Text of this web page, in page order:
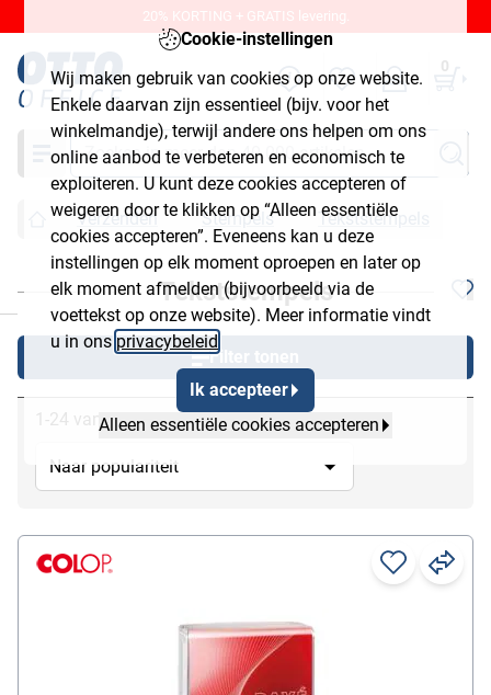
Cookie-instellingen
Wij maken gebruik van cookies op onze website.
Enkele daarvan zijn essentieel (bijv. voor het
winkelmandje), terwijl andere ons helpen om ons
online aanbod te verbeteren en economisch te
exploiteren. U kunt deze cookies accepteren of
weigeren door te klikken op “Alleen essentiële
cookies accepteren”. Eveneens kan u deze
instellingen op elk moment oproepen en later op
elk moment afmelden (bijvoorbeeld via de
voettekst op onze website). Meer informatie vindt
u in ons privacybeleid
Ik accepteer
Alleen essentiële cookies accepteren
20% KORTING + GRATIS levering.
0
Zoeken
Verzenden Stempels Tekststempels
Tekststempels
Filter tonen
1-24 van 25